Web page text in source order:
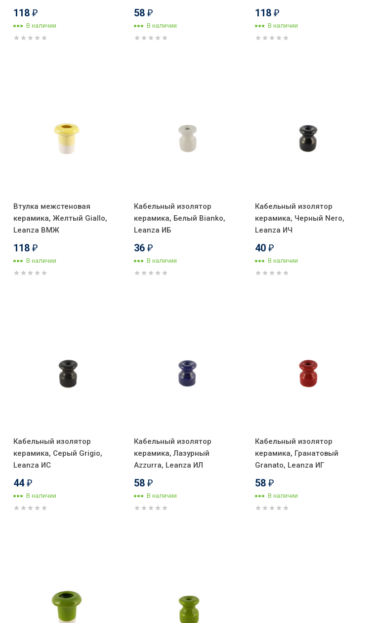
118 ₽
В наличии
58 ₽
В наличии
118 ₽
В наличии
Втулка межстеновая
керамика, Желтый Giallo,
Leanza ВМЖ
118 ₽
В наличии
Кабельный изолятор
керамика, Белый Вianko,
Leanza ИБ
36 ₽
В наличии
Кабельный изолятор
керамика, Черный Nero,
Leanza ИЧ
40 ₽
В наличии
Кабельный изолятор
керамика, Серый Grigio,
Leanza ИС
44 ₽
В наличии
Кабельный изолятор
керамика, Лазурный
Аzzurra, Leanza ИЛ
58 ₽
В наличии
Кабельный изолятор
керамика, Гранатовый
Granato, Leanza ИГ
58 ₽
В наличии